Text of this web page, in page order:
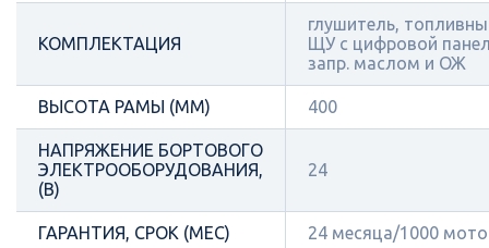
КОМПЛЕКТАЦИЯ
глушитель,
ЩУ с цифровой
запр. маслом и ОЖ
ВЫСОТА РАМЫ (ММ) 400
НАПРЯЖЕНИЕ БОРТОВОГО
ЭЛЕКТРООБОРУДОВАНИЯ,
(В)
24
ГАРАНТИЯ, СРОК (МЕС) 24 месяца/1000